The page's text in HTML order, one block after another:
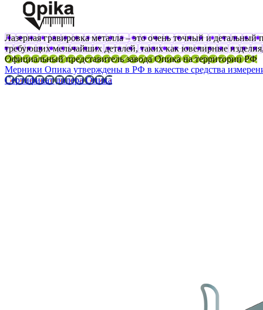
Лазерная гравировка металла – это очень точный и
требующих мельчайших деталей, таких как ювелирные
Официальный представитель завода Опика на территории РФ
Мерники Опика утверждены в РФ в качестве средства
Сертификат дилера Опика